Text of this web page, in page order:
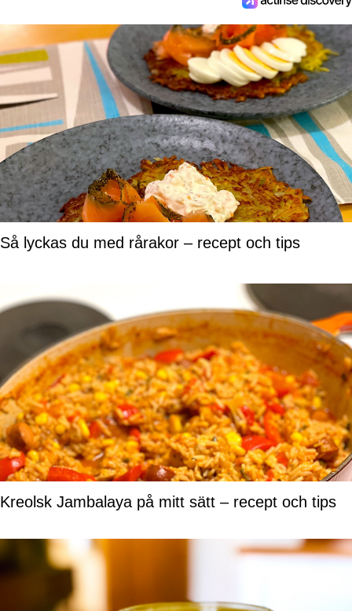
Så lyckas du med rårakor – recept och tips
Kreolsk Jambalaya på mitt sätt – recept och tips